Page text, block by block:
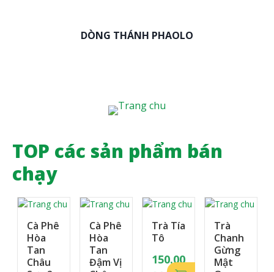
DÒNG THÁNH PHAOLO
TOP các sản phẩm bán
chạy
Cà Phê
Hòa
Tan
Châu
Cà Phê
Hòa
Tan
Đậm Vị
Trà Tía
Tô
150.00
Trà
Chanh
Gừng
Mật